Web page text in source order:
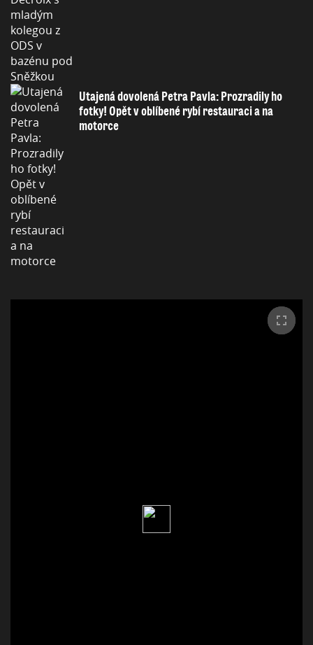
Utajená dovolená Petra Pavla: Prozradily ho
fotky! Opět v oblíbené rybí restauraci a na
motorce